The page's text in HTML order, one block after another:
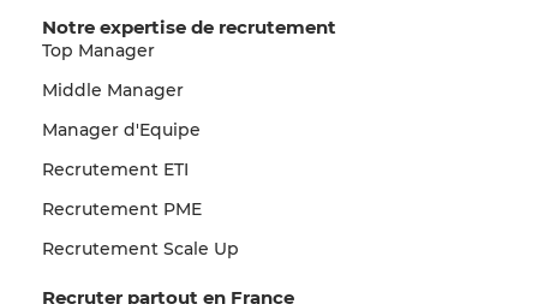
Notre expertise de recrutement
Top Manager
Middle Manager
Manager d'Equipe
Recrutement ETI
Recrutement PME
Recrutement Scale Up
Recruter partout en France